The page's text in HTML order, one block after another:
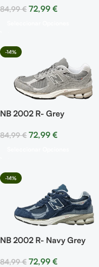
84,99€ 72,99 €
-14%
NB 2002 R- Grey
84,99€ 72,99 €
-14%
NB 2002 R- Navy Grey
84,99€ 72,99 €